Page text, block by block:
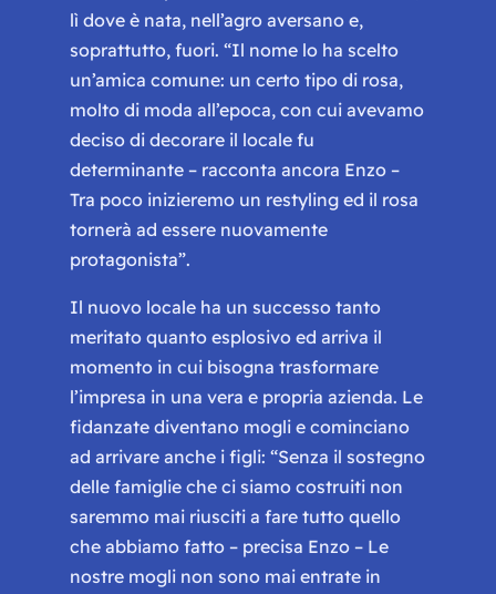
lì dove è nata, nell’agro aversano e,
soprattutto, fuori. “Il nome lo ha scelto
un’amica comune: un certo tipo di rosa,
molto di moda all’epoca, con cui avevamo
deciso di decorare il locale fu
determinante– racconta ancora Enzo –
Tra poco inizieremo un restyling ed il rosa
tornerà ad essere nuovamente
protagonista”.
Il nuovo locale ha un successo tanto
meritato quanto esplosivo ed arriva il
momento in cui bisogna trasformare
l’impresa in una vera e propria azienda. Le
fidanzate diventano mogli e cominciano
ad arrivare anche i figli: “Senza il sostegno
delle famiglie che ci siamo costruiti non
saremmo mai riusciti a fare tutto quello
che abbiamo fatto– precisa Enzo – Le
nostre mogli non sono mai entrate in